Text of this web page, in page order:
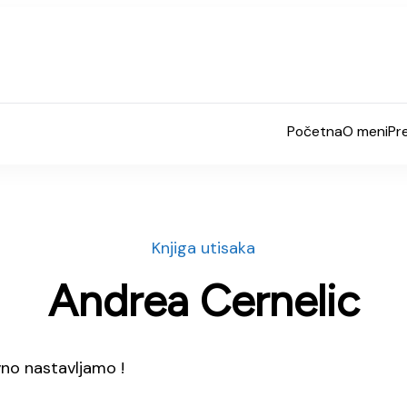
PočetnaO meni
Knjiga utisaka
Andrea Cernelic
nastavljamo !